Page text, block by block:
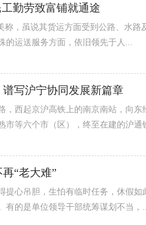
勤劳致富铺就通途
称，虽说其货运方面受到公路、水路
的运送服务方面，依旧领先于人...
写沪宁协同发展新篇章
，西起京沪高铁上的南京南站，向东
市等六个市（区），终至在建的沪通
“老大难”
提心吊胆，生怕有临时任务，休假如
有的是单位领导干部统筹谋划不当，